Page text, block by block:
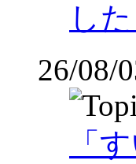
し
26/08/
「